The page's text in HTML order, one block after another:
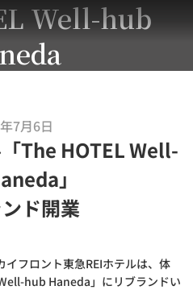
Well-hub
7月6日
The HOTEL Well-
」
ド開業
フロント東急REIホテルは、体
hub Haneda」にリブランドい